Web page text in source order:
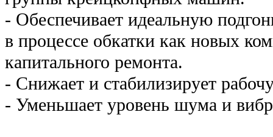
- Обеспечивает идеальную
в процессе обкатки как новых
капитального ремонта.
- Снижает и стабилизирует
- Уменьшает уровень шума и